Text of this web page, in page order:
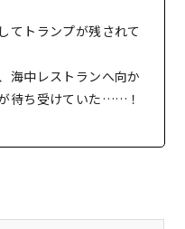
てトランプが残されて
海中レストランへ向か
待ち受けていた……！